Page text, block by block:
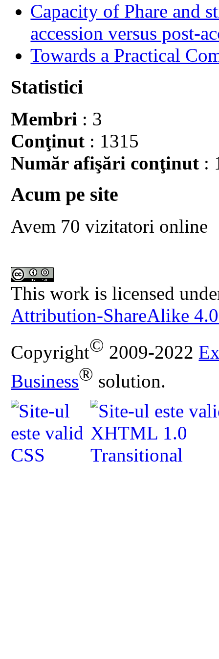
Capacity of Phare and
accession versus post-
Towards a Practical
Statistici
Membri : 3
Conţinut : 1315
Număr afişări conţinut :
Acum pe site
Avem 70 vizitatori online
This work is licensed
Attribution-ShareAlike
Copyright© 2009-2022
Business® solution.